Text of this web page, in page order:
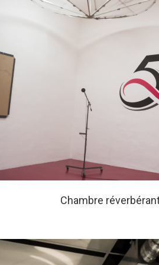
Chambre